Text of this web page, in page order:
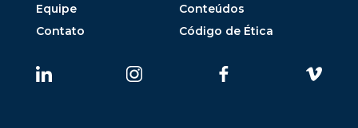
Equipe
Conteúdos
Contato
Código de Ética